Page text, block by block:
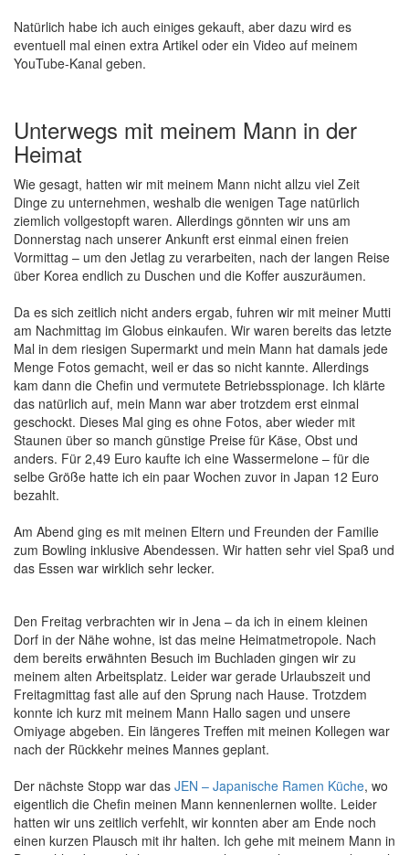
Natürlich habe ich auch einiges gekauft, aber dazu wird es
eventuell mal einen extra Artikel oder ein Video auf meinem
YouTube-Kanal geben.
Unterwegs mit meinem Mann in der
Heimat
Wie gesagt, hatten wir mit meinem Mann nicht allzu viel Zeit
Dinge zu unternehmen, weshalb die wenigen Tage natürlich
ziemlich vollgestopft waren. Allerdings gönnten wir uns am
Donnerstag nach unserer Ankunft erst einmal einen freien
Vormittag – um den Jetlag zu verarbeiten, nach der langen Reise
über Korea endlich zu Duschen und die Koffer auszuräumen.
Da es sich zeitlich nicht anders ergab, fuhren wir mit meiner Mutti
am Nachmittag im Globus einkaufen. Wir waren bereits das letzte
Mal in dem riesigen Supermarkt und mein Mann hat damals jede
Menge Fotos gemacht, weil er das so nicht kannte. Allerdings
kam dann die Chefin und vermutete Betriebsspionage. Ich klärte
das natürlich auf, mein Mann war aber trotzdem erst einmal
geschockt. Dieses Mal ging es ohne Fotos, aber wieder mit
Staunen über so manch günstige Preise für Käse, Obst und
anders. Für 2,49 Euro kaufte ich eine Wassermelone – für die
selbe Größe hatte ich ein paar Wochen zuvor in Japan 12 Euro
bezahlt.
Am Abend ging es mit meinen Eltern und Freunden der Familie
zum Bowling inklusive Abendessen. Wir hatten sehr viel Spaß und
das Essen war wirklich sehr lecker.
Den Freitag verbrachten wir in Jena – da ich in einem kleinen
Dorf in der Nähe wohne, ist das meine Heimatmetropole. Nach
dem bereits erwähnten Besuch im Buchladen gingen wir zu
meinem alten Arbeitsplatz. Leider war gerade Urlaubszeit und
Freitagmittag fast alle auf den Sprung nach Hause. Trotzdem
konnte ich kurz mit meinem Mann Hallo sagen und unsere
Omiyage abgeben. Ein längeres Treffen mit meinen Kollegen war
nach der Rückkehr meines Mannes geplant.
Der nächste Stopp war das JEN – Japanische Ramen Küche, wo
eigentlich die Chefin meinen Mann kennenlernen wollte. Leider
hatten wir uns zeitlich verfehlt, wir konnten aber am Ende noch
einen kurzen Plausch mit ihr halten. Ich gehe mit meinem Mann in